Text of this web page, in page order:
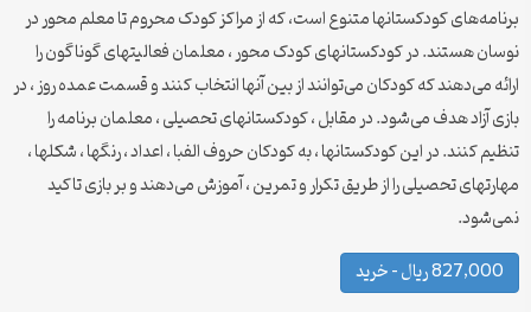
برنامه‌های کودکستانها متنوع است، که از مراکز کودک محروم تا معلم محور در
نوسان هستند. در کودکستانهای کودک محور ، معلمان فعالیتهای گوناگون را
ارائه می‌دهند که کودکان می‌توانند از بین آنها انتخاب کنند و قسمت عمده روز ، در
بازی آزاد هدف می‌شود. در مقابل ، کودکستانهای تحصیلی ، معلمان برنامه را
تنظیم کنند. در این کودکستانها ، به کودکان حروف الفبا ، اعداد ، رنگها ، شکلها ،
مهارتهای تحصیلی را از طریق تکرار و تمرین ، آموزش می‌دهند و بر بازی تاکید
نمی‌شود.
827,000 ریال – خرید